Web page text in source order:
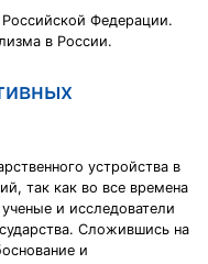
Российской Федерации.
в России.
устройства в
так как во все времена
и исследователи
Сложившись на
и